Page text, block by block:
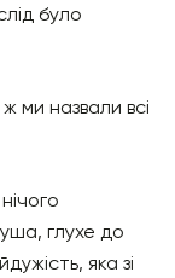
було
ми назвали всі
глухе до
яка зі